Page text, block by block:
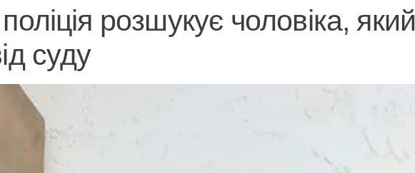
розшукує чоловіка, який
суду